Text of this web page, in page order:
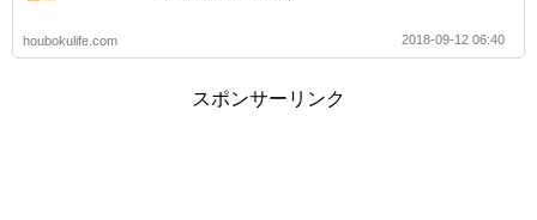
houbokulife.com 2018-09-12 06:40
スポンサーリンク